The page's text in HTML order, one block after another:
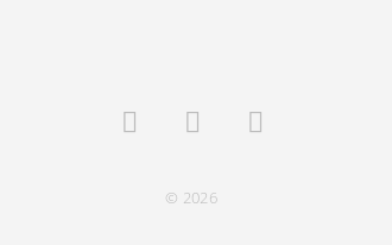
© 2026